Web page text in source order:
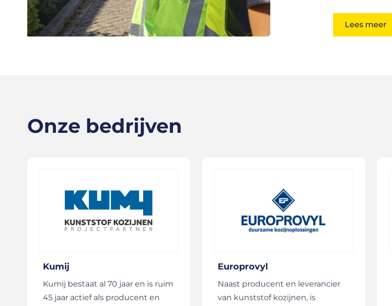
Lees meer
Onze bedrijven
Kumij
Kumij bestaat al 70 jaar en is ruim
45 jaar actief als producent en
Europrovyl
Naast producent en leverancier
van kunststof kozijnen, is